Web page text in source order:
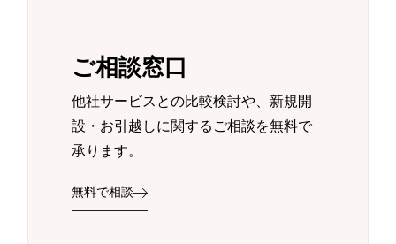
ご相談窓口
他社サービスとの比較検討や、新規開
設・お引越しに関するご相談を無料で
承ります。
無料で相談